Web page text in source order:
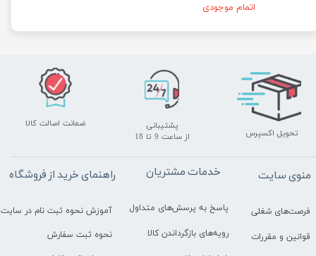
اتمام موجودی
تحویل اکسپرس
پشتیبانی
​​​​​​​از ساعت 9 تا 18
ضمانت اصالت کالا
راهنمای خرید از فروشگاه
آموزش نحوه ثبت نام در سایت
نحوه ثبت سفارش
خدمات مشتریان
پاسخ به پرسش‌های متداول
رویه‌های بازگرداندن کالا
منوی سایت
فرصت‌های شغلی
قوانین و مقررات